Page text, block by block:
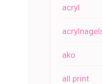
acryl
ako
all print